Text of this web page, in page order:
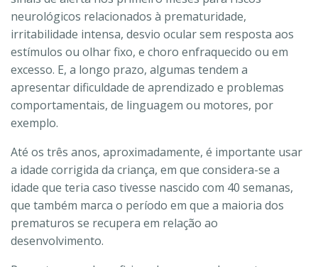
neurológicos relacionados à prematuridade,
irritabilidade intensa, desvio ocular sem resposta aos
estímulos ou olhar fixo, e choro enfraquecido ou em
excesso. E, a longo prazo, algumas tendem a
apresentar dificuldade de aprendizado e problemas
comportamentais, de linguagem ou motores, por
exemplo.
Até os três anos, aproximadamente, é importante usar
a idade corrigida da criança, em que considera-se a
idade que teria caso tivesse nascido com 40 semanas,
que também marca o período em que a maioria dos
prematuros se recupera em relação ao
desenvolvimento.